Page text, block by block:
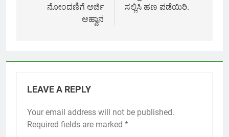
ನೋಂದಣಿಗೆ ಅರ್ಜಿ
ಆಹ್ವಾನ
ಸಲ್ಲಿಸಿ ಹಣ ಪಡೆಯಿರಿ.
LEAVE A REPLY
Your email address will not be published.
Required fields are marked *